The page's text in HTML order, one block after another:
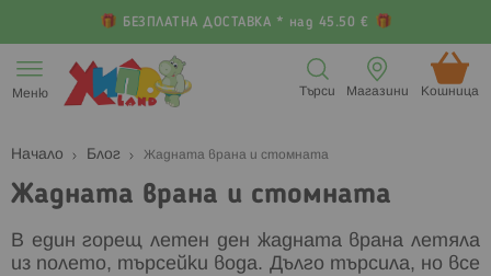
БЕЗПЛАТНА ДОСТАВКА * над 45.50 €
към
съдържанието
Меню Кошница (
Магазини
Търси
Начало Блог Жадната врана и стомната
Жадната врана и стомната
В един горещ летен ден жадната врана летяла
из полето, търсейки вода. Дълго търсила, но все